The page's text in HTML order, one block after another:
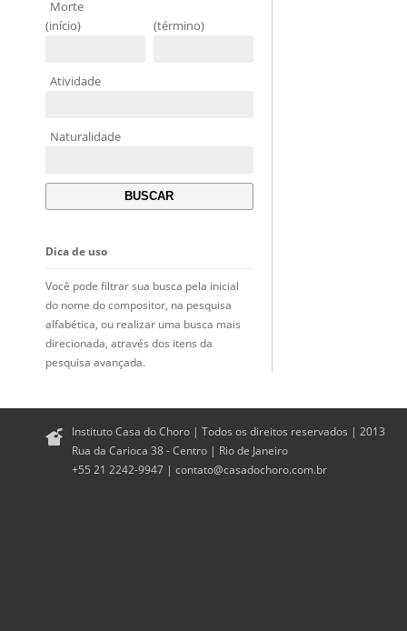
Morte
(início)
(término)
Atividade
Naturalidade
Dica de uso
Você pode filtrar sua busca pela inicial
do nome do compositor, na pesquisa
alfabética, ou realizar uma busca mais
direcionada, através dos itens da
pesquisa avançada.
Instituto Casa do Choro | Todos os direitos reservados | 2013
Rua da Carioca 38 - Centro | Rio de Janeiro
+55 21 2242-9947 | contato@casadochoro.com.br